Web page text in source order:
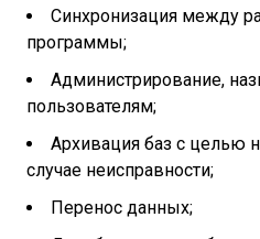
Синхронизация между
программы;
Администрирование,
пользователям;
Архивация баз с целью
случае неисправности;
Перенос данных;